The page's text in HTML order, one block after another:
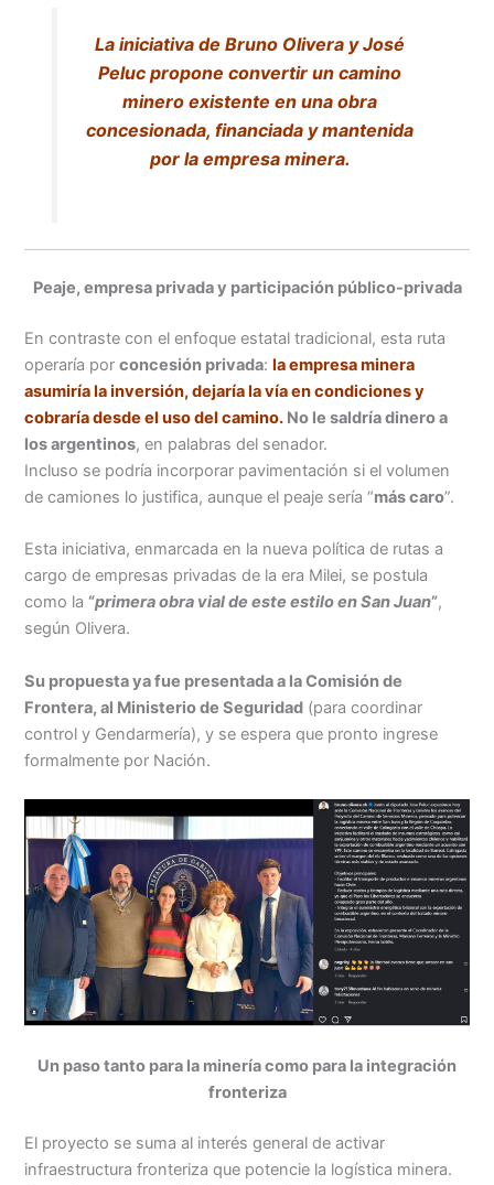
La iniciativa de Bruno Olivera y José
Peluc propone convertir un camino
minero existente en una obra
concesionada, financiada y mantenida
por la empresa minera.
Peaje, empresa privada y participación público-privada
En contraste con el enfoque estatal tradicional, esta ruta
operaría porconcesión privada:la empresa minera
asumiría la inversión, dejaría la vía en condiciones y
cobraría desde el uso del camino. No le saldría dinero a
los argentinos, en palabras del senador.
Incluso se podría incorporar pavimentación si el volumen
de camiones lo justifica, aunque el peaje sería “más caro”.
Esta iniciativa, enmarcada en la nueva política de rutas a
cargo de empresas privadas de la era Milei, se postula
como la “primera obra vial de este estilo en San Juan”,
según Olivera.
Su propuesta ya fue presentada a la Comisión de
Frontera, al Ministerio de Seguridad (para coordinar
control y Gendarmería), y se espera que pronto ingrese
formalmente por Nación.
Un paso tanto para la minería como para la integración
fronteriza
El proyecto se suma al interés general de activar
infraestructura fronteriza que potencie la logística minera.